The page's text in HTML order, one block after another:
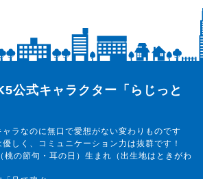
公式キャラクター「らじっと
ャラなのに無口で愛想がない変わりものです
しく、コミュニケーション力は抜群です！
桃の節句・耳の日）生まれ（出生地はときがわ